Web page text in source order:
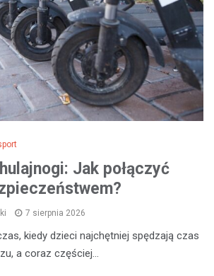
Jak połączyć
7 sierpnia 2026
kiedy dzieci najchętniej spędzają czas
a coraz częściej…